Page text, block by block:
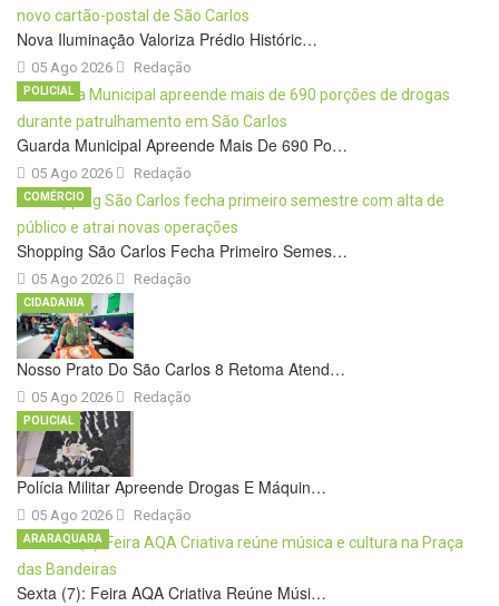
Nova Iluminação Valoriza Prédio Históric…
05 Ago 2026 Redação
Guarda Municipal Apreende Mais De 690 Po…
05 Ago 2026
POLICIAL
Redação
Shopping São Carlos Fecha Primeiro Semes…
05 Ago 2026
COMÉRCIO
Redação
Nosso Prato Do São Carlos 8 Retoma Atend…
05 Ago 2026
CIDADANIA
Redação
Polícia Militar Apreende Drogas E Máquin…
05 Ago 2026
POLICIAL
Redação
Sexta (7): Feira AQA Criativa Reúne Músi…
ARARAQUARA